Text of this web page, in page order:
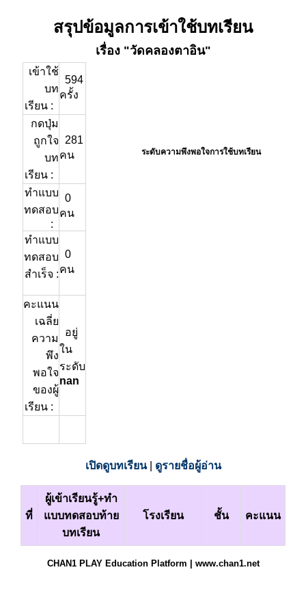
สรุปข้อมูลการเข้าใช้บทเรียน
เรื่อง "วัดคลองตาอิน"
เข้าใช้
บท
เรียน :
594
ครั้ง
กดปุ่ม
ถูกใจ
บท
เรียน :
281
คน
ทำแบบ
ทดสอบ
:
0
คน
ทำแบบ
ทดสอบ
สำเร็จ :
0
คน
คะแนน
เฉลี่ย
ความ
พึง
พอใจ
ของผู้
เรียน :
อยู่
ใน
ระดับ
nan
ระดับความพึงพอใจการใช้บทเรียน
เปิดดูบทเรียน| ดูรายชื่อผู้อ่าน
ที่
ผู้เข้าเรียนรู้+ทำ
แบบทดสอบท้าย
บทเรียน
โรงเรียน ชั้น คะแนน
CHAN1 PLAY Education Platform | www.chan1.net